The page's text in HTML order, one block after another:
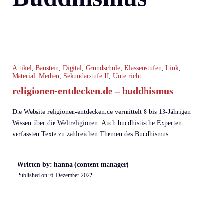
Artikel, Baustein, Digital, Grundschule, Klassenstufen, Link,
Material, Medien, Sekundarstufe II, Unterricht
religionen-entdecken.de – buddhismus
Die Website religionen-entdecken.de vermittelt 8 bis 13-Jährigen
Wissen über die Weltreligionen. Auch buddhistische Experten
verfassten Texte zu zahlreichen Themen des Buddhismus.
Written by: hanna (content manager)
Published on: 6. Dezember 2022